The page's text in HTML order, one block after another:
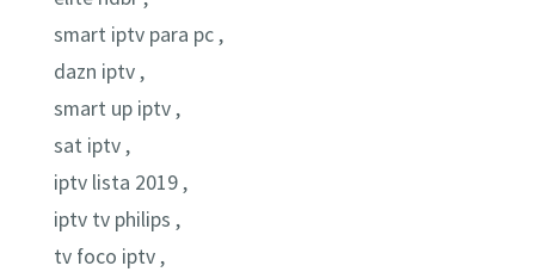
smart iptv para pc ,
dazn iptv ,
smart up iptv ,
sat iptv ,
iptv lista 2019 ,
iptv tv philips ,
tv foco iptv ,